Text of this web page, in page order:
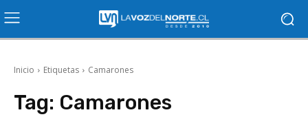
Inicio Etiquetas Camarones
Tag: Camarones